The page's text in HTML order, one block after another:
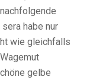
habe nur
wie gleichfalls
gelbe